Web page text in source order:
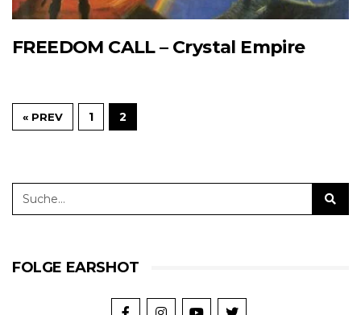
FREEDOM CALL – Crystal Empire
« PREV 1 2
FOLGE EARSHOT